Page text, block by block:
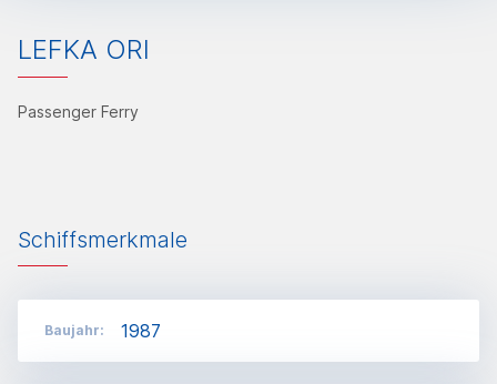
LEFKA ORI
Passenger Ferry
Schiffsmerkmale
Baujahr: 1987